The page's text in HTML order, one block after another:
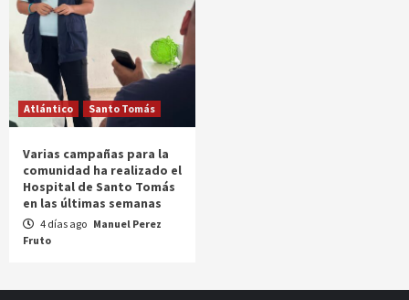
Atlántico Santo Tomás
Varias campañas para la
comunidad ha realizado el
Hospital de Santo Tomás
en las últimas semanas
4 días ago Manuel Perez
Fruto